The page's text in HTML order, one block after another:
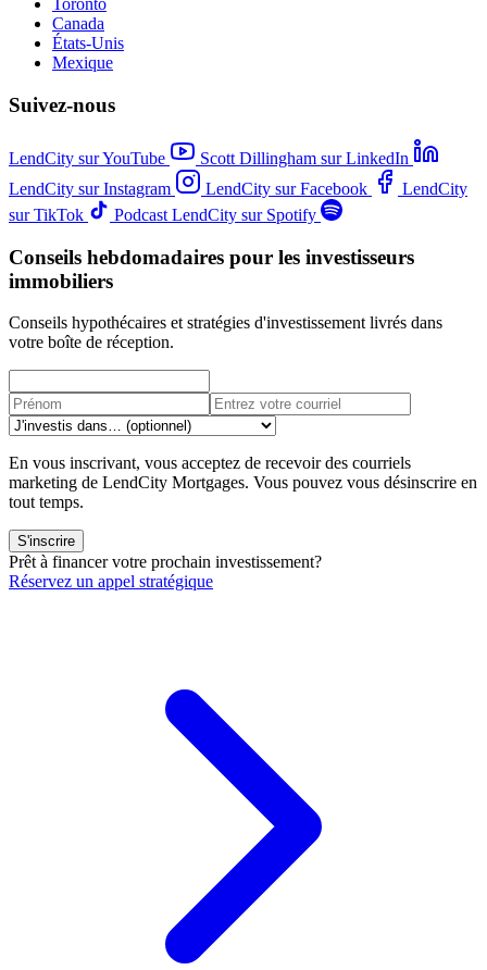
Toronto
Canada
États-Unis
Mexique
Suivez-nous
LendCity sur YouTube
Scott Dillingham sur LinkedIn
LendCity sur Instagram
LendCity sur Facebook
LendCity
sur TikTok
Podcast LendCity sur Spotify
Conseils hebdomadaires pour les investisseurs
immobiliers
Conseils hypothécaires et stratégies d'investissement livrés dans
votre boîte de réception.
En vous inscrivant, vous acceptez de recevoir des courriels
marketing de LendCity Mortgages. Vous pouvez vous désinscrire en
tout temps.
S'inscrire
Prêt à financer votre prochain investissement?
Réservez un appel stratégique